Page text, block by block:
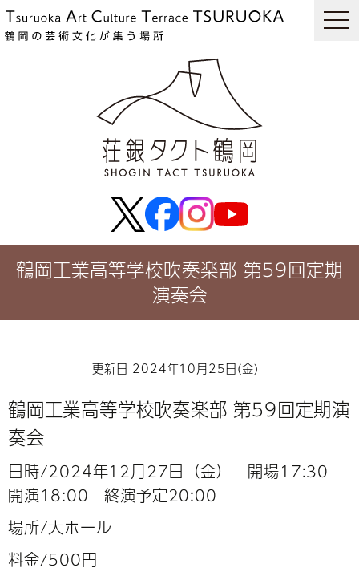
鶴岡工業高等学校吹奏楽部 第59回定期
演奏会
更新日 2024年10月25日(金)
鶴岡工業高等学校吹奏楽部 第59回定期演
奏会
日時/2024年12月27日（金） 開場17:30
開演18:00 終演予定20:00
場所/大ホール
料金/500円